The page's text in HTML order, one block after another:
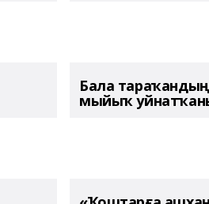
Бала тараҡандың
мыйыҡ